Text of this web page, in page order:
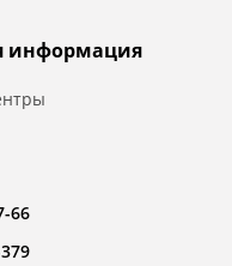
информация
66